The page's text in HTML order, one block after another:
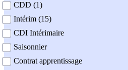
CDD (1)
Intérim (15)
CDI Intérimaire
Saisonnier
Contrat apprentissage